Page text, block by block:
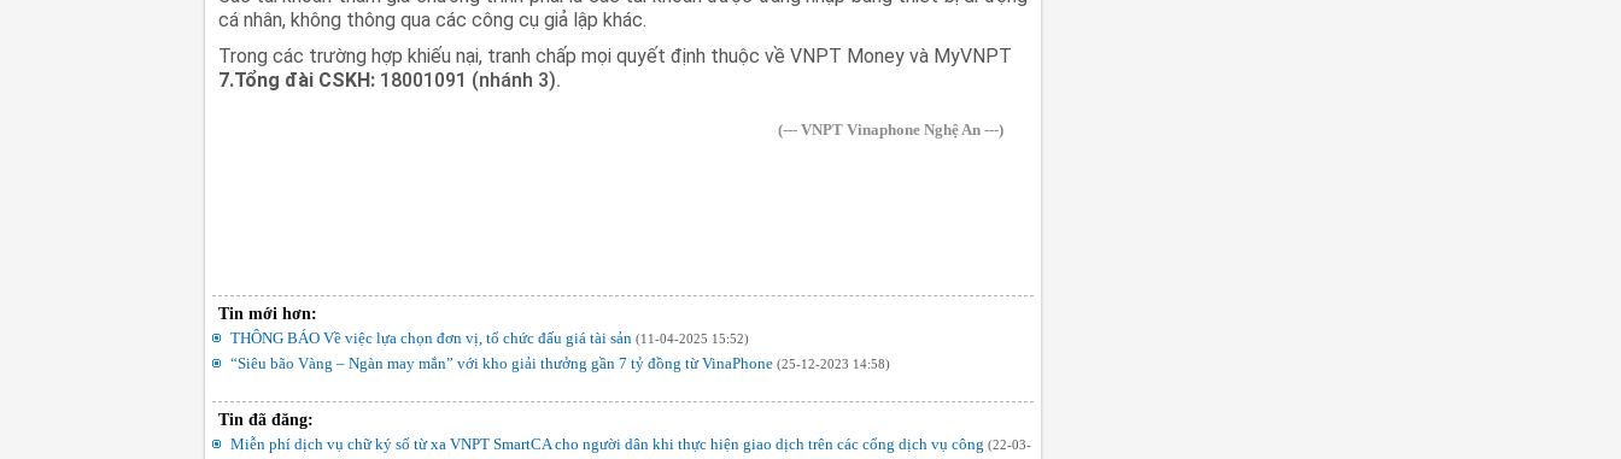
cá nhân, không thông qua các công cụ giả lập khác.
Trong các trường hợp khiếu nại, tranh chấp mọi quyết định thuộc về VNPT Money và MyVNPT
7.Tổng đài CSKH:18001091 (nhánh 3).
(--- VNPT Vinaphone Nghệ An ---)
Tin mới hơn:
THÔNG BÁO Về việc lựa chọn đơn vị, tổ chức đấu giá tài sản (11-04-2025 15:52)
“Siêu bão Vàng – Ngàn may mắn” với kho giải thưởng gần 7 tỷ đồng từ VinaPhone (25-12-2023 14:58)
Tin đã đăng:
Miễn phí dịch vụ chữ ký số từ xa VNPT SmartCA cho người dân khi thực hiện giao dịch trên các cổng dịch vụ công (22-03-